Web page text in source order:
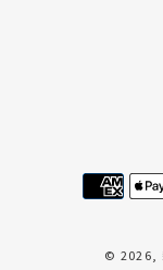
© 2026,